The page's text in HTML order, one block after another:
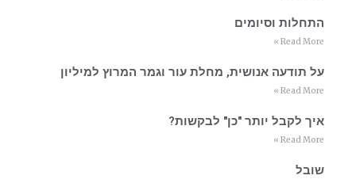
התחלות וסיומים
Read More »
על תודעה אנושית, מחלת עור וגמר המרוץ למיליון
Read More »
איך לקבל יותר "כן" לבקשות?
Read More »
שובל